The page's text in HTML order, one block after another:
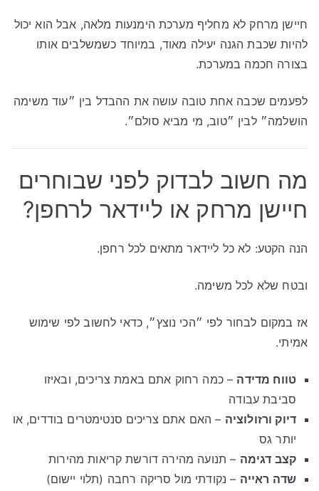
חיישן מרחק לא מחליף מערכת הימנעות מלאה, אבל הוא יכול
להיות שכבת הגנה יעילה מאוד, במיוחד כשמשלבים אותו
בצורה חכמה במערכת.
לפעמים שכבה אחת טובה עושה את ההבדל בין ״עוד משימה
הושלמה״ לבין ״טוב, מי מביא סולם״.
מה חשוב לבדוק לפני שבוחרים
חיישן מרחק או ליידאר לרחפן?
הנה הקטע: לא כל ליידאר מתאים לכל רחפן.
ובטח שלא לכל משימה.
אז במקום לבחור לפי ״הכי נוצץ״, כדאי לחשוב לפי שימוש
אמיתי.
טווח מדידה – כמה רחוק אתם באמת צריכים, ובאיזו
סביבת עבודה
דיוק ורזולוציה – האם אתם צריכים סנטימטרים בודדים, או
יותר גס
קצב דגימה – תנועה מהירה דורשת קריאות מהירות
שדה ראייה – נקודתי מול סריקה רחבה (תלוי יישום)